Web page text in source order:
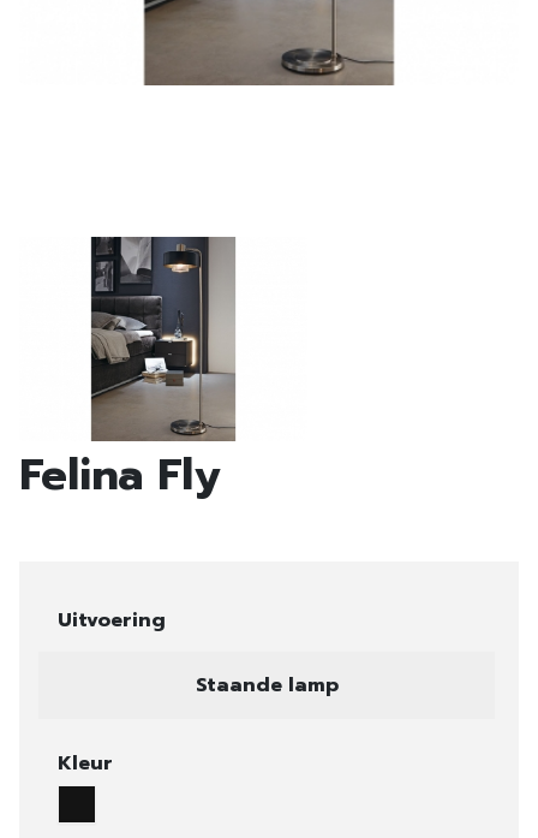
Felina Fly
Uitvoering
Staande lamp
Kleur